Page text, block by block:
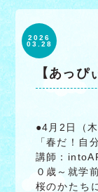
2026
03.28
【あっぴ
●4月2日（
「春だ！自
講師：
０歳～就学
桜のかたち